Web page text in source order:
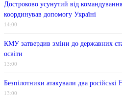
Достроково усунутий від
координував допомогу Україні
14:00
КМУ затвердив зміни до державних
освіти
13:00
Безпілотники атакували два
13:00